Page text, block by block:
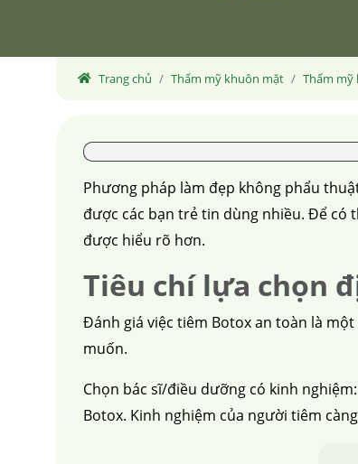
Trang chủ Thẩm mỹ khuôn mặt Thẩm
Phương pháp làm đẹp không phẩu
được các bạn trẻ tin dùng nhiều. Để có
được hiểu rõ hơn.
Tiêu chí lựa chọn
Đánh giá việc tiêm Botox an toàn là
muốn.
Chọn bác sĩ/điều dưỡng có kinh
Botox. Kinh nghiệm của người tiêm